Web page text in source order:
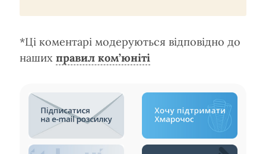
*Ці коментарі модеруються відповідно до
наших правил ком’юніті